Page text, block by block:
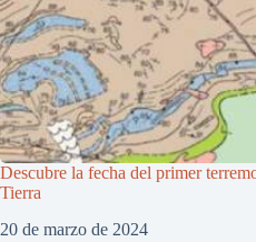
Descubre la fecha del primer
Tierra
20 de marzo de 2024